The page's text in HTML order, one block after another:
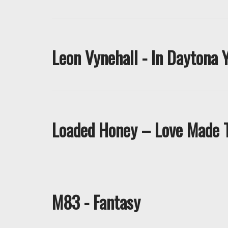
Leon Vynehall - In Daytona
Loaded Honey – Love Made
M83 - Fantasy